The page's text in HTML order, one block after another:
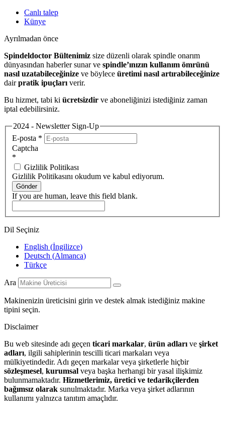
Canlı talep
Künye
Ayrılmadan önce
Spindeldoctor Bültenimiz size düzenli olarak spindle onarım
dünyasından haberler sunar ve spindle’ınızın kullanım ömrünü
nasıl uzatabileceğinize ve böylece üretimi nasıl artırabileceğinize
dairpratik ipuçları verir.
Bu hizmet, tabi ki ücretsizdir ve aboneliğinizi istediğiniz zaman
iptal edebilirsiniz.
2024 - Newsletter Sign-Up
E-posta *
Captcha
*
Gizlilik Politikası
Gizlilik Politikasını okudum ve kabul ediyorum.
Gönder
If you are human, leave this field blank.
Dil Seçiniz
English (İngilizce)
Deutsch (Almanca)
Türkçe
Ara
Makinenizin üreticisini girin ve destek almak istediğiniz makine
tipini seçin.
Disclaimer
Bu web sitesinde adı geçen ticari markalar, ürün adları ve şirket
adları, ilgili sahiplerinin tescilli ticari markaları veya
mülkiyetindedir. Adı geçen markalar veya şirketlerle hiçbir
sözleşmesel, kurumsal veya başka herhangi bir yasal ilişkimiz
bulunmamaktadır. Hizmetlerimiz, üretici ve tedarikçilerden
bağımsız olarak sunulmaktadır. Marka veya şirket adlarının
kullanımı yalnızca tanıtım amaçlıdır.